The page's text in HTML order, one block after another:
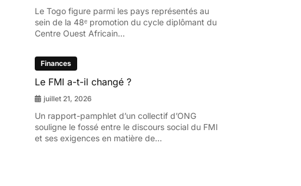
Le Togo figure parmi les pays représentés au
sein de la 48ᵉ promotion du cycle diplômant du
Centre Ouest Africain...
Finances
Le FMI a-t-il changé ?
juillet 21, 2026
Un rapport-pamphlet d’un collectif d’ONG
souligne le fossé entre le discours social du FMI
et ses exigences en matière de...